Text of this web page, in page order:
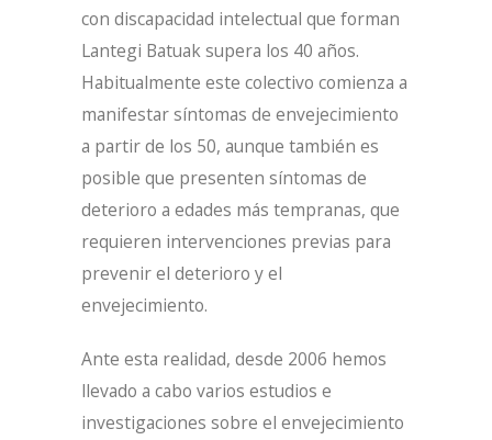
con discapacidad intelectual que forman
Lantegi Batuak supera los 40 años.
Habitualmente este colectivo comienza a
manifestar síntomas de envejecimiento
a partir de los 50, aunque también es
posible que presenten síntomas de
deterioro a edades más tempranas, que
requieren intervenciones previas para
prevenir el deterioro y el
envejecimiento.
Ante esta realidad, desde 2006 hemos
llevado a cabo varios estudios e
investigaciones sobre el envejecimiento